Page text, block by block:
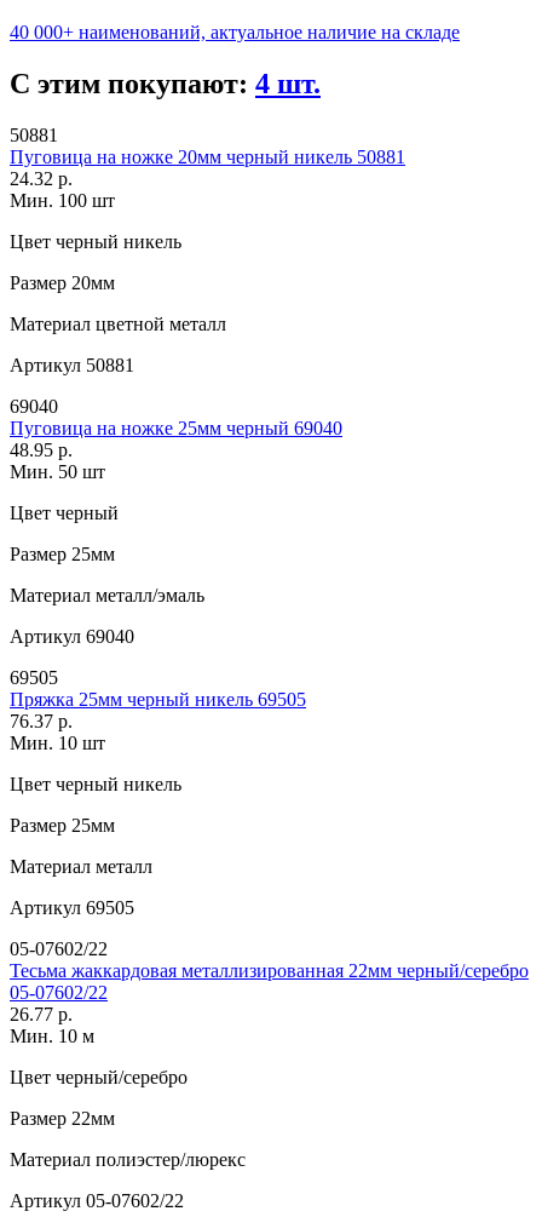
40 000+ наименований, актуальное наличие на складе
С этим покупают: 4 шт.
50881
Пуговица на ножке 20мм черный никель 50881
24.32 р.
Мин. 100 шт
Цвет черный никель
Размер 20мм
Материал цветной металл
Артикул 50881
69040
Пуговица на ножке 25мм черный 69040
48.95 р.
Мин. 50 шт
Цвет черный
Размер 25мм
Материал металл/эмаль
Артикул 69040
69505
Пряжка 25мм черный никель 69505
76.37 р.
Мин. 10 шт
Цвет черный никель
Размер 25мм
Материал металл
Артикул 69505
05-07602/22
Тесьма жаккардовая металлизированная 22мм черный/серебро
05-07602/22
26.77 р.
Мин. 10 м
Цвет черный/серебро
Размер 22мм
Материал полиэстер/люрекс
Артикул 05-07602/22